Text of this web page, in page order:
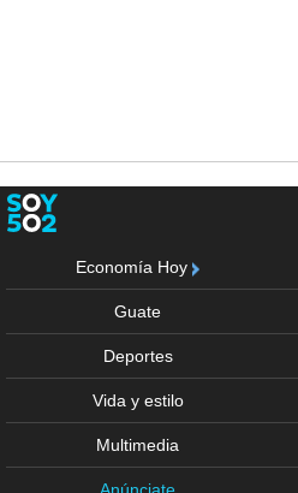
Economía Hoy
Guate
Deportes
Vida y estilo
Multimedia